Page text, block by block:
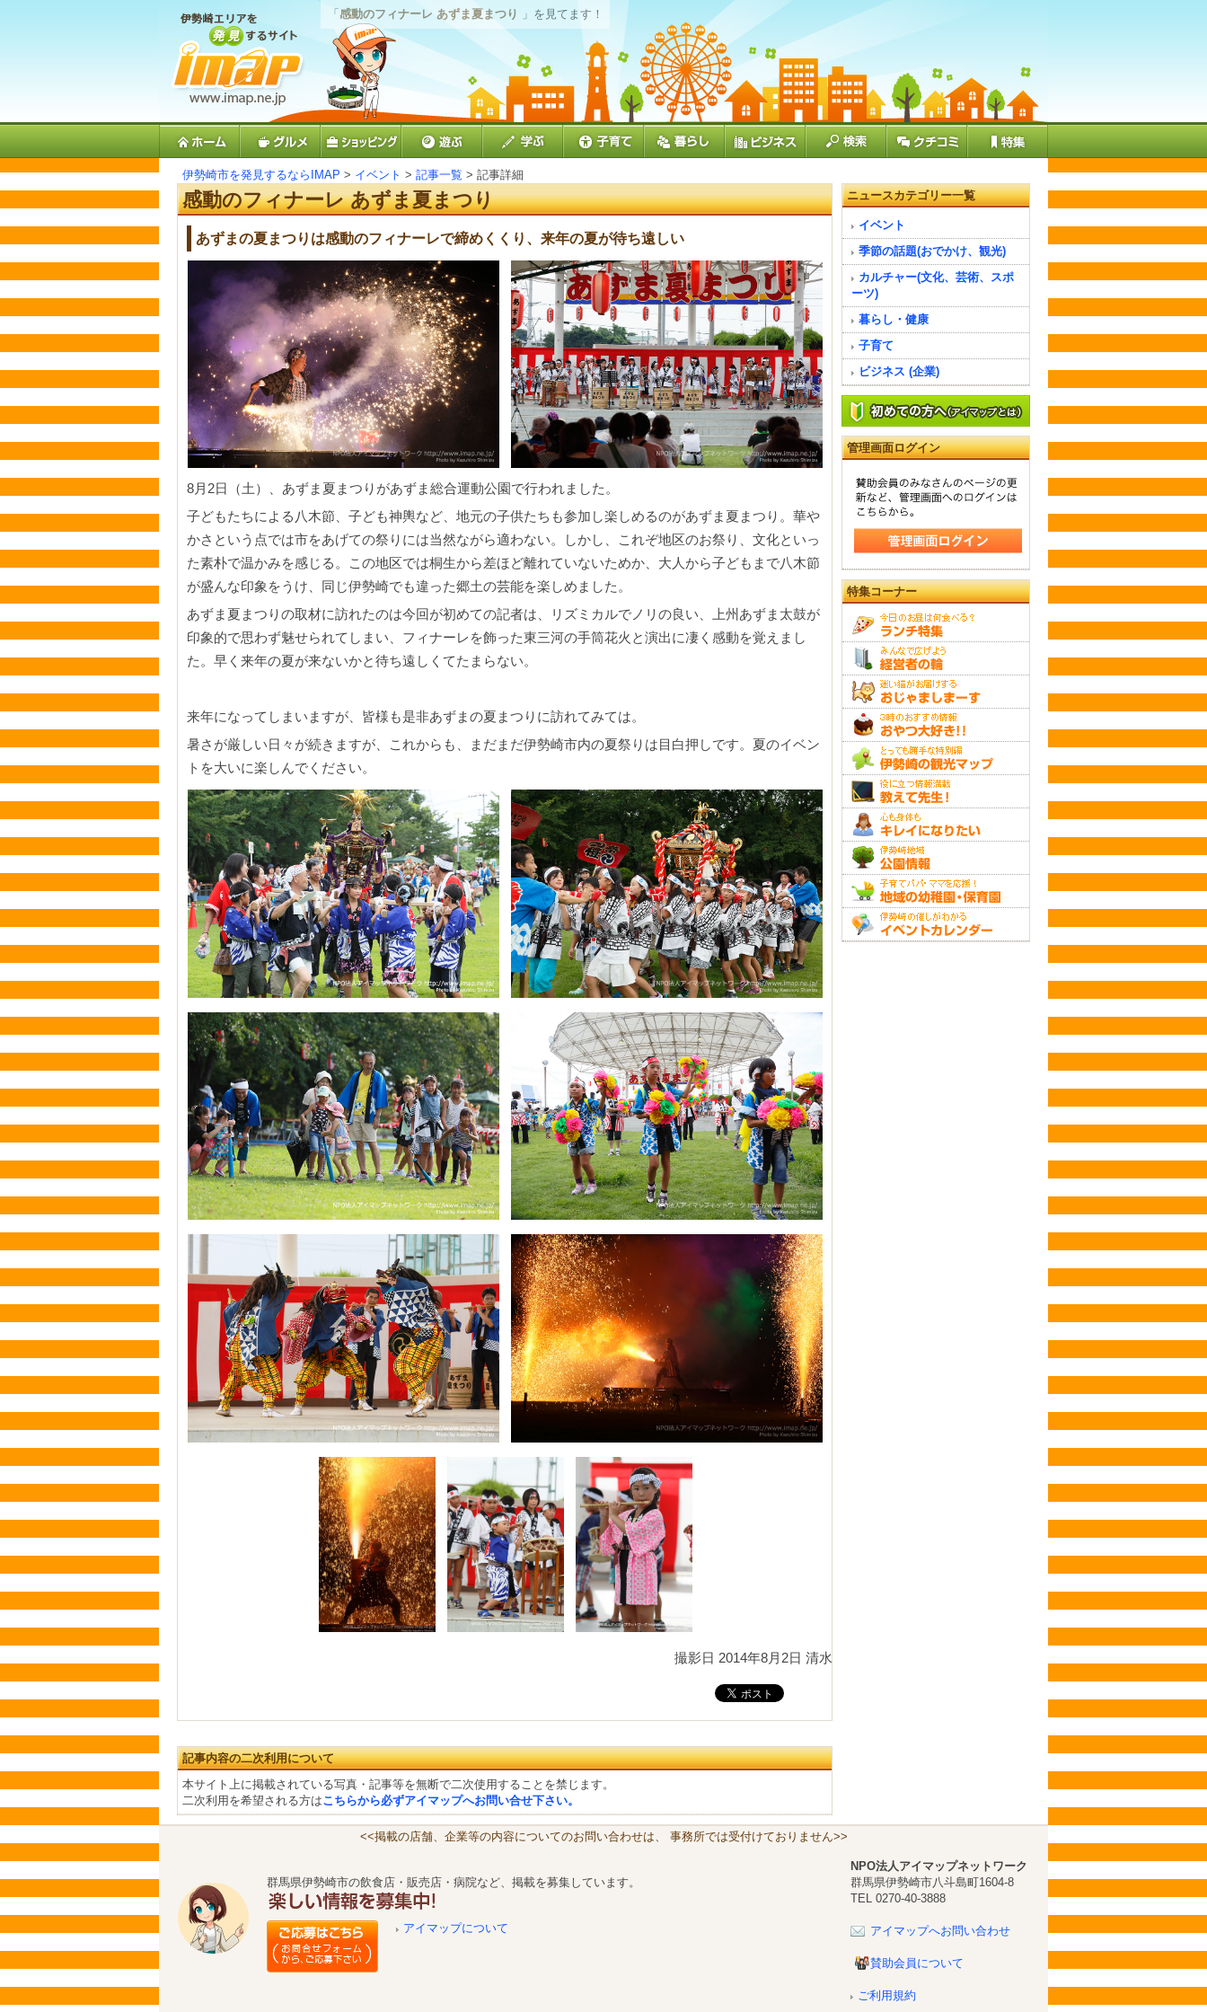
「感動のフィナーレ あずま夏まつり 」を見てます！
伊勢崎市を発見するならIMAP > イベント > 記事一覧 > 記事詳細
感動のフィナーレ あずま夏まつり
あずまの夏まつりは感動のフィナーレで締めくくり、来年の夏が待ち遠しい
8月2日（土）、あずま夏まつりがあずま総合運動公園で行われました。
子どもたちによる八木節、子ども神輿など、地元の子供たちも参加し楽しめるのがあずま夏まつり。華や
かさという点では市をあげての祭りには当然ながら適わない。しかし、これぞ地区のお祭り、文化といっ
た素朴で温かみを感じる。この地区では桐生から差ほど離れていないためか、大人から子どもまで八木節
が盛んな印象をうけ、同じ伊勢崎でも違った郷土の芸能を楽しめました。
あずま夏まつりの取材に訪れたのは今回が初めての記者は、リズミカルでノリの良い、上州あずま太鼓が
印象的で思わず魅せられてしまい、フィナーレを飾った東三河の手筒花火と演出に凄く感動を覚えまし
た。早く来年の夏が来ないかと待ち遠しくてたまらない。
来年になってしまいますが、皆様も是非あずまの夏まつりに訪れてみては。
暑さが厳しい日々が続きますが、これからも、まだまだ伊勢崎市内の夏祭りは目白押しです。夏のイベン
トを大いに楽しんでください。
撮影日 2014年8月2日 清水
記事内容の二次利用について
本サイト上に掲載されている写真・記事等を無断で二次使用することを禁じます。
二次利用を希望される方はこちらから必ずアイマップへお問い合せ下さい。
ニュースカテゴリー一覧
イベント
季節の話題(おでかけ、観光)
カルチャー(文化、芸術、スポ
ーツ)
暮らし・健康
子育て
ビジネス (企業)
管理画面ログイン
特集コーナー
<<掲載の店舗、企業等の内容についてのお問い合わせは、 事務所では受付けておりません>>
群馬県伊勢崎市の飲食店・販売店・病院など、掲載を募集しています。
アイマップについて
NPO法人アイマップネットワーク
群馬県伊勢崎市八斗島町1604-8
TEL 0270-40-3888
アイマップへお問い合わせ
賛助会員について
ご利用規約